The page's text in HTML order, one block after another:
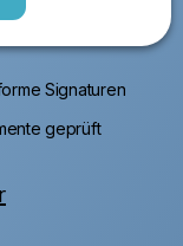
Signaturen
geprüft